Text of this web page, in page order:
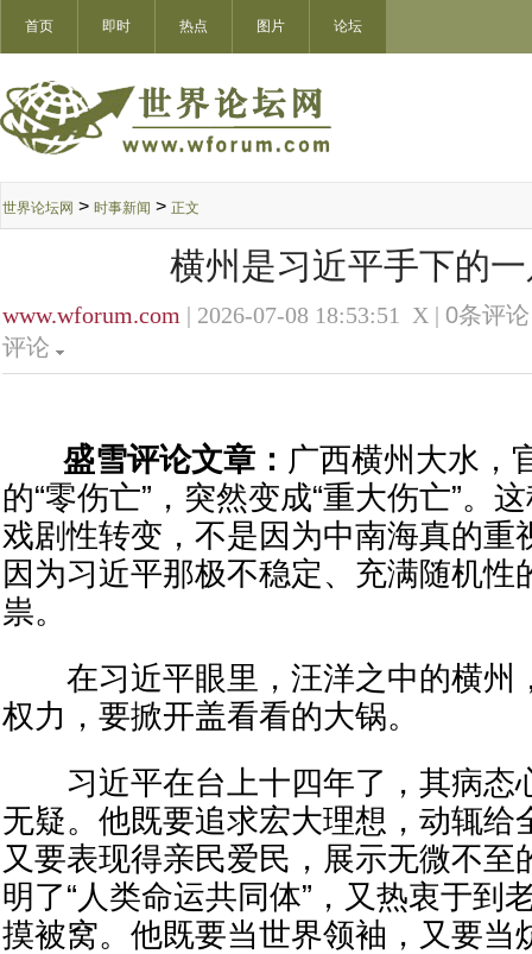
首页 即时 热点 图片 论坛
世界论坛网 > 时事新闻 > 正文
横州是习近平手下的
www.wforum.com | 2026-07-08 18:53:51 X | 0条评
评论
盛雪评论文章： 广西横州大水，
的“零伤亡”，突然变成“重大伤亡”。
戏剧性转变，不是因为中南海真的重
因为习近平那极不稳定、充满随机性
祟。
在习近平眼里，汪洋之中的横州
权力，要掀开盖看看的大锅。
习近平在台上十四年了，其病态
无疑。他既要追求宏大理想，动辄给
又要表现得亲民爱民，展示无微不至
明了“人类命运共同体”，又热衷于到
摸被窝。他既要当世界领袖，又要当